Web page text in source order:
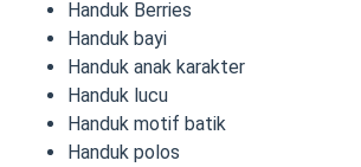
Handuk Berries
Handuk bayi
Handuk anak karakter
Handuk lucu
Handuk motif batik
Handuk polos